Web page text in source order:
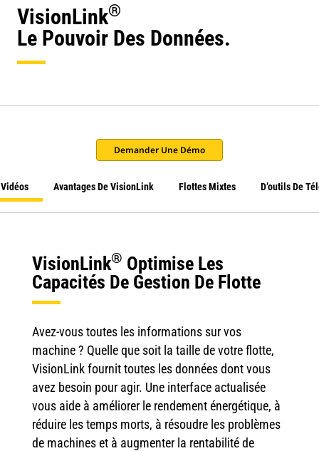
VisionLink®
Le Pouvoir Des Données.
Demander Une Démo
Avantages De VisionLink Flottes Mixtes D’outils De
VisionLink® Optimise Les
Capacités De Gestion De Flotte
Avez-vous toutes les informations sur vos
machine ? Quelle que soit la taille de votre flotte,
VisionLink fournit toutes les données dont vous
avez besoin pour agir. Une interface actualisée
vous aide à améliorer le rendement énergétique, à
réduire les temps morts, à résoudre les problèmes
de machines et à augmenter la rentabilité de